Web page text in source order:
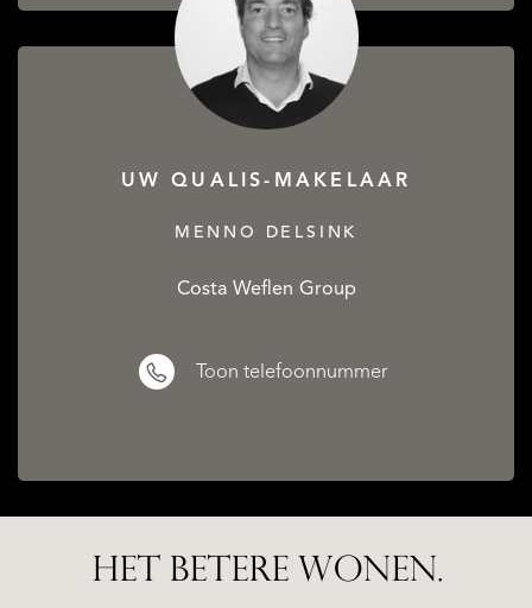
UW QUALIS-MAKELAAR
MENNO DELSINK
Costa Weflen Group
Toon telefoonnummer
HET BETERE WONEN.
ALICANTE